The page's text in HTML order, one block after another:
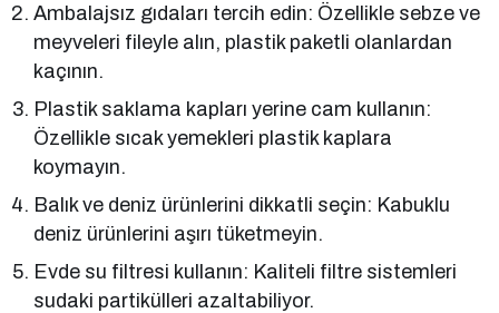
Ambalajsız gıdaları tercih edin: Özellikle sebze ve
meyveleri fileyle alın, plastik paketli olanlardan
kaçının.
Plastik saklama kapları yerine cam kullanın:
Özellikle sıcak yemekleri plastik kaplara
koymayın.
Balık ve deniz ürünlerini dikkatli seçin: Kabuklu
deniz ürünlerini aşırı tüketmeyin.
Evde su filtresi kullanın: Kaliteli filtre sistemleri
sudaki partikülleri azaltabiliyor.